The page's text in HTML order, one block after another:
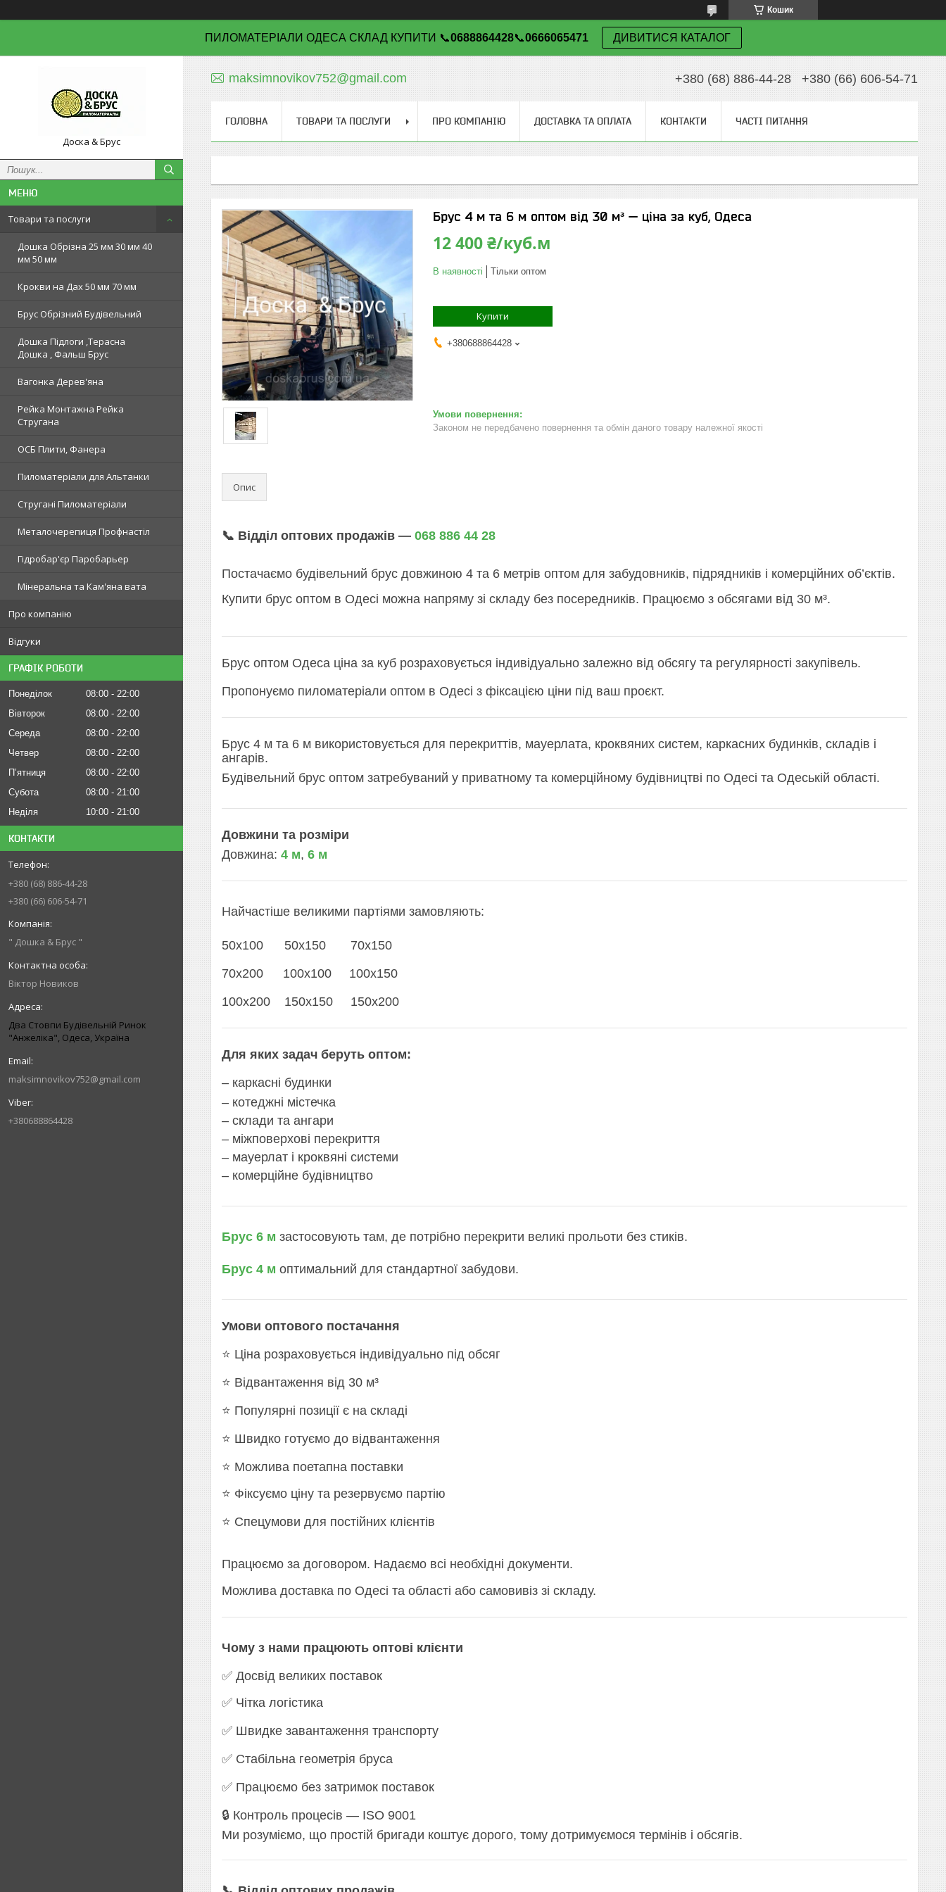
Кошик
ПИЛОМАТЕРІАЛИ ОДЕСА СКЛАД КУПИТИ 📞0688864428📞0666065471 ДИВИТИСЯ КАТАЛОГ
Доска & Брус
Товари та послуги
Дошка Обрізна 25 мм 30 мм 40
мм 50 мм
Крокви на Дах 50 мм 70 мм
Брус Обрізний Будівельний
Дошка Підлоги ,Терасна
Дошка , Фальш Брус
Вагонка Дерев'яна
Рейка Монтажна Рейка
Стругана
ОСБ Плити, Фанера
Пиломатеріали для Альтанки
Стругані Пиломатеріали
Металочерепиця Профнастіл
Гідробар'єр Паробарьер
Мінеральна та Кам'яна вата
Про компанію
Відгуки
ГРАФІК РОБОТИ
Понеділок 08:00
22:00
Вівторок
08:00
22:00
Середа
08:00
22:00
Четвер
08:00
22:00
Пʼятниця
08:00
22:00
Субота
08:00
21:00
Неділя
10:00 21:00
КОНТАКТИ
+380 (68) 886-44-28
+380 (66) 606-54-71
" Дошка & Брус "
Віктор Новиков
Два Стовпи Будівельній Ринок
"Анжеліка", Одеса, Україна
maksimnovikov752@gmail.com
+380688864428
maksimnovikov752@gmail.com +380 (68) 886-44-28 +380 (66) 606-54-71
ГОЛОВНА ТОВАРИ ТА ПОСЛУГИ ПРО КОМПАНІЮ ДОСТАВКА ТА ОПЛАТА КОНТАКТИ ЧАСТІ ПИТАННЯ
Брус 4 м та 6 м оптом від 30 м³ — ціна за куб, Одеса
12 400 ₴/куб.м
В наявності Тільки оптом
Купити
+380688864428
Законом не передбачено повернення та обмін даного товару належної якості
Опис
📞 Відділ оптових продажів — 068 886 44 28
Постачаємо будівельний брус довжиною 4 та 6 метрів оптом для забудовників, підрядників і комерційних об’єктів.
Купити брус оптом в Одесі можна напряму зі складу без посередників. Працюємо з обсягами від 30 м³.
Брус оптом Одеса ціна за куб розраховується індивідуально залежно від обсягу та регулярності закупівель.
Пропонуємо пиломатеріали оптом в Одесі з фіксацією ціни під ваш проєкт.
Брус 4 м та 6 м використовується для перекриттів, мауерлата, кроквяних систем, каркасних будинків, складів і
ангарів.
Будівельний брус оптом затребуваний у приватному та комерційному будівництві по Одесі та Одеській області.
Довжини та розміри
Довжина: 4 м, 6 м
Найчастіше великими партіями замовляють:
50х100 50х150 70х150
70х200 100х100 100х150
100х200 150х150 150х200
Для яких задач беруть оптом:
– каркасні будинки
– котеджні містечка
– склади та ангари
– міжповерхові перекриття
– мауерлат і кроквяні системи
– комерційне будівництво
Брус 6 м застосовують там, де потрібно перекрити великі прольоти без стиків.
Брус 4 м оптимальний для стандартної забудови.
Умови оптового постачання
⭐ Ціна розраховується індивідуально під обсяг
⭐ Відвантаження від 30 м³
⭐ Популярні позиції є на складі
⭐ Швидко готуємо до відвантаження
⭐ Можлива поетапна поставки
⭐ Фіксуємо ціну та резервуємо партію
⭐ Спецумови для постійних клієнтів
Працюємо за договором. Надаємо всі необхідні документи.
Можлива доставка по Одесі та області або самовивіз зі складу.
Чому з нами працюють оптові клієнти
✅ Досвід великих поставок
✅ Чітка логістика
✅ Швидке завантаження транспорту
✅ Стабільна геометрія бруса
✅ Працюємо без затримок поставок
🔒 Контроль процесів — ISO 9001
Ми розуміємо, що простій бригади коштує дорого, тому дотримуємося термінів і обсягів.